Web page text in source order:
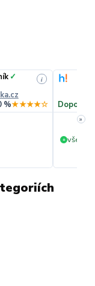
✓
i
%★★★★☆
+ vše v
»